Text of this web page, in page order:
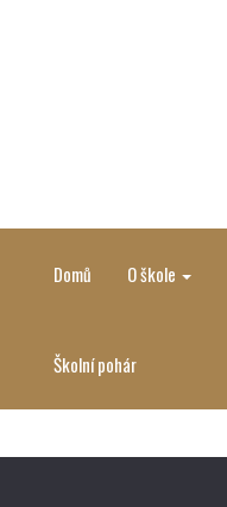
Domů O škole
Školní pohár